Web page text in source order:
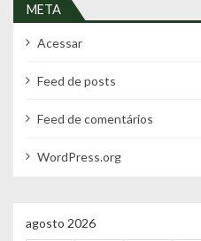
META
Acessar
Feed de posts
Feed de comentários
WordPress.org
agosto 2026